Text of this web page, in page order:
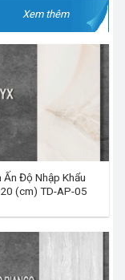
Xem thêm
Ấn Độ Nhập Khẩu
(cm) TD-AP-05